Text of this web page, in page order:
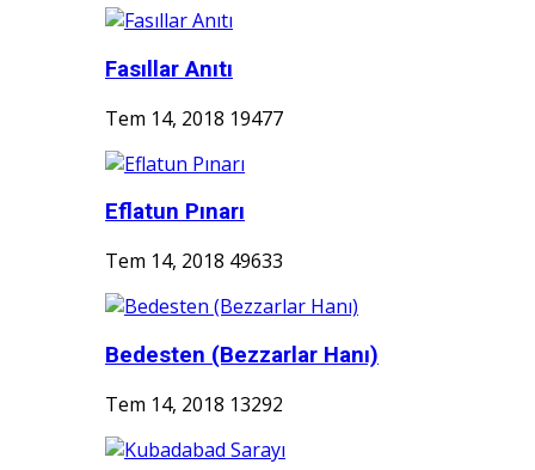
Fasıllar Anıtı
Tem 14, 2018 19477
Eflatun Pınarı
Tem 14, 2018 49633
Bedesten (Bezzarlar Hanı)
Tem 14, 2018 13292